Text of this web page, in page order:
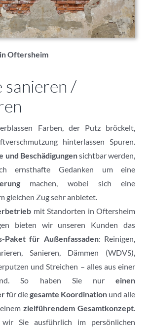
Oftersheim
sanieren /
Farben, der Putz bröckelt,
hinterlassen Spuren.
und Beschädigungensichtbar werden,
ernsthafte Gedanken um eine
machen, wobei sich eine
gleichen Zug sehr anbietet.
mit Standorten in Oftersheim
bieten wir unseren Kunden das
Paket für Außenfassaden: Reinigen,
Sanieren, Dämmen (WDVS),
und Streichen – alles aus einer
So haben Sie nureinen
für diegesamte Koordination und alle
zielführendem Gesamtkonzept
Sie ausführlich im persönlichen